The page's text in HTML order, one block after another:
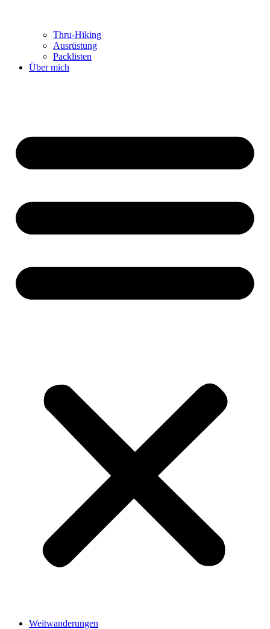
Thru-Hiking
Ausrüstung
Packlisten
Über mich
Weitwanderungen